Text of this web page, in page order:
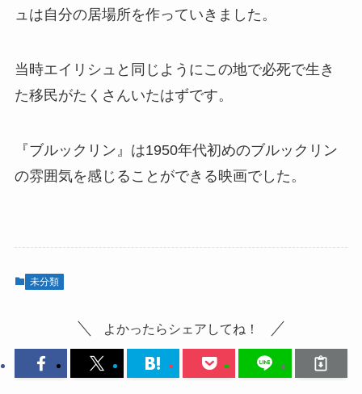
ュは自分の居場所を作っていきました。
当時エイリシュと同じようにこの地で必死で生き
た移民がたくさんいたはずです。
『ブルックリン』は1950年代初めのブルックリン
の雰囲気を感じることができる映画でした。
未分類
よかったらシェアしてね！